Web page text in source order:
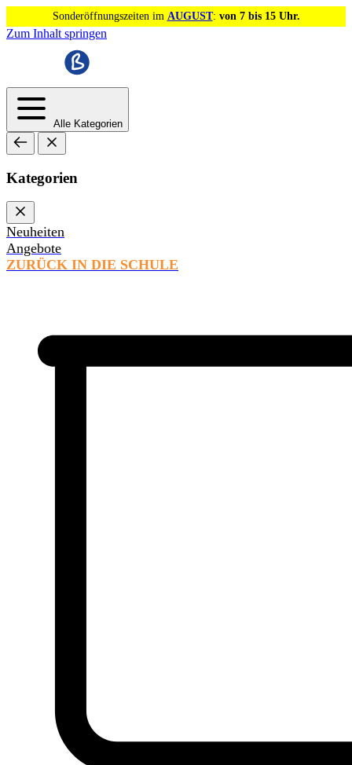
Sonderöffnungszeiten im AUGUST: von 7 bis 15 Uhr.
Zum Inhalt springen
Alle Kategorien
Kategorien
Neuheiten
Angebote
ZURÜCK IN DIE SCHULE